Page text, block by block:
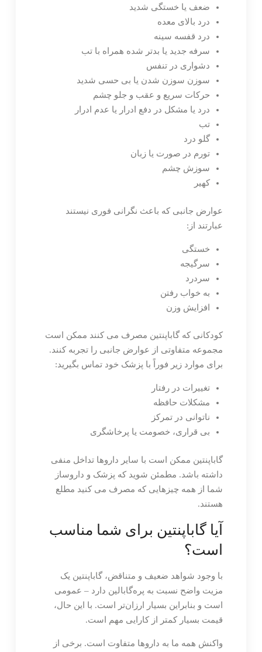
ضعف یا خستگی شدید
درد بالای معده
درد قفسه سینه
سرفه جدید یا بدتر شده همراه با تب
دشواری در تنفس
سوزن سوزن شدن یا بی حسی شدید
حرکات سریع و عقب و جلو چشم
درد یا مشکل در دفع ادرار یا عدم ادرار
تب
گلو درد
تورم در صورت یا زبان
سوزش چشم
کهیر
عوارض جانبی که باعث نگرانی فوری نیستند
عبارتند از:
خستگی
سرگیجه
سردرد
به خواب رفتن
افزایش وزن
کودکانی که گاباپنتین مصرف می کنند ممکن است
مجموعه متفاوتی از عوارض جانبی را تجربه کنند.
برای موارد زیر فوراً با پزشک خود تماس بگیرید:
تغییرات در رفتار
مشکلات حافظه
ناتوانی در تمرکز
بی قراری، خصومت یا پرخاشگری
گاباپنتین ممکن است با سایر داروها تداخل منفی
داشته باشد. مطمئن شوید که پزشک و داروساز
شما از همه چیزهایی که مصرف می کنید مطلع
هستند.
آیا گاباپنتین برای شما مناسب
است؟
با وجود شواهد ضعیف و متناقض، گاباپنتین یک
مزیت واضح نسبت به پره‌گابالین دارد – عمومی
است و بنابراین بسیار ارزان‌تر است. با این حال،
قیمت بسیار کمتر از کارایی مهم است.
واکنش همه ما به داروها متفاوت است. برخی از